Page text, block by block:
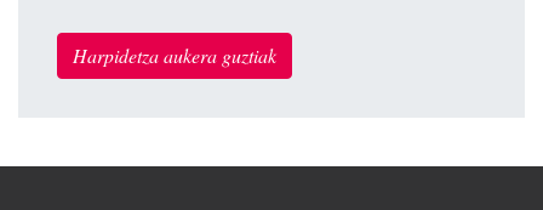
Harpidetza aukera guztiak